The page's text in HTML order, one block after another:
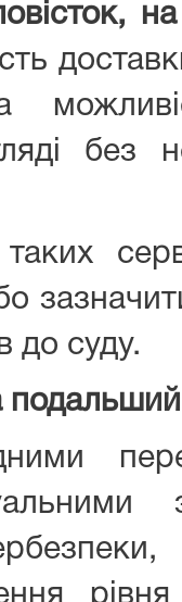
без
до суду.
рівня